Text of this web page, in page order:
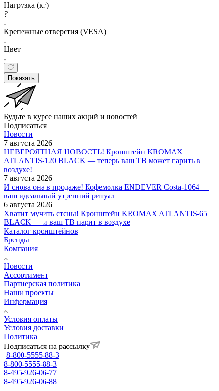
Нагрузка (кг)
?
Крепежные отверстия (VESA)
Цвет
Показать
Будьте в курсе наших акций и новостей
Подписаться
Новости
7 августа 2026
НЕВЕРОЯТНАЯ НОВОСТЬ! Кронштейн KROMAX
ATLANTIS-120 BLACK — теперь ваш ТВ может парить в
воздухе!
7 августа 2026
И снова она в продаже! Кофемолка ENDEVER Costa-1064 —
ваш идеальный утренний ритуал
6 августа 2026
Хватит мучить стены! Кронштейн KROMAX ATLANTIS-65
BLACK — и ваш ТВ парит в воздухе
Каталог кронштейнов
Бренды
Компания
Новости
Ассортимент
Партнерская политика
Наши проекты
Информация
Условия оплаты
Условия доставки
Политика
Подписаться на рассылку
8-800-5555-88-3
8-800-5555-88-3
8-495-926-06-77
8-495-926-06-88